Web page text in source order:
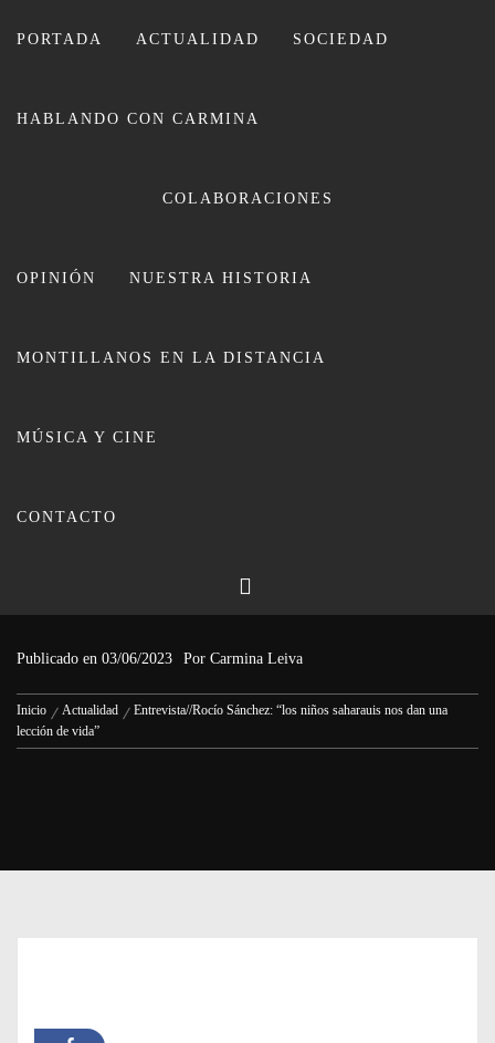
PORTADA ACTUALIDAD SOCIEDAD
HABLANDO CON CARMINA
COLABORACIONES
OPINIÓN NUESTRA HISTORIA
MONTILLANOS EN LA DISTANCIA
MÚSICA Y CINE
CONTACTO
Publicado en 03/06/2023 Por Carmina Leiva
Inicio Actualidad
Entrevista//Rocío Sánchez: “los niños saharauis nos dan una
lección de vida”